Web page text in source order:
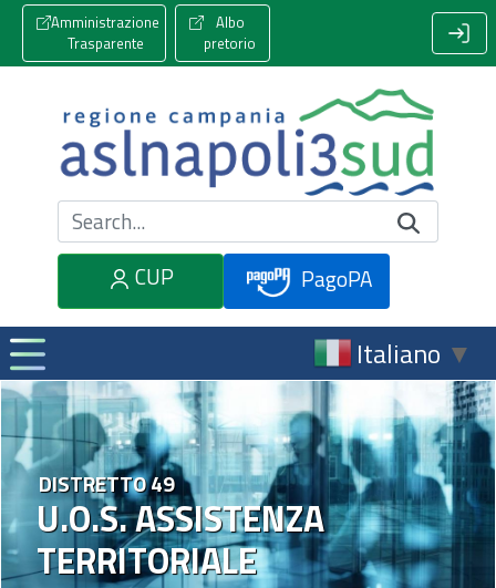
Amministrazione
Trasparente
Albo
pretorio
Cerca nel sito
CUP
PagoPA
Italiano ▼
U.O.S. ASSISTENZA
TERRITORIALE
DISTRETTO 49